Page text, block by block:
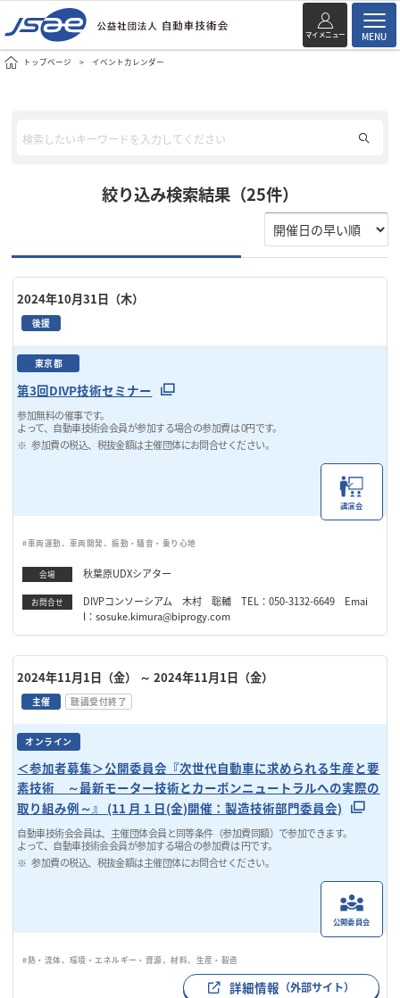
マイメニュー MENU
トップページ イベントカレンダー
絞り込み検索結果（25件）
2024年10月31日（木）
後援
東京都
第3回DIVP技術セミナー
参加無料の催事です。
よって、自動車技術会会員が参加する場合の参加費は 0円です。
参加費の税込、税抜金額は主催団体にお問合せください。
講演会
#車両運動、車両開発、振動・騒音・乗り心地
会場 秋葉原UDXシアター
お問合せ
DIVPコンソーシアム 木村 聡輔 TEL：050-3132-6649 Emai
l：sosuke.kimura@biprogy.com
2024年11月1日（金） ～ 2024年11月1日（金）
主催 聴講受付終了
オンライン
＜参加者募集＞公開委員会『次世代自動車に求められる生産と要
素技術 ～最新モーター技術とカーボンニュートラルへの実際の
取り組み例～』 (11 月 1 日(金)開催：製造技術部門委員会)
自動車技術会会員は、主催団体会員と同等条件（参加費同額）で参加できます。
よって、自動車技術会会員が参加する場合の参加費は 円です。
参加費の税込、税抜金額は主催団体にお問合せください。
公開委員会
#熱・流体、環境・エネルギー・資源、材料、生産・製造
詳細情報 （外部サイト）